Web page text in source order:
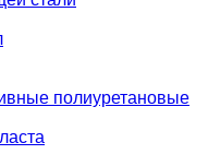
полиуретановые